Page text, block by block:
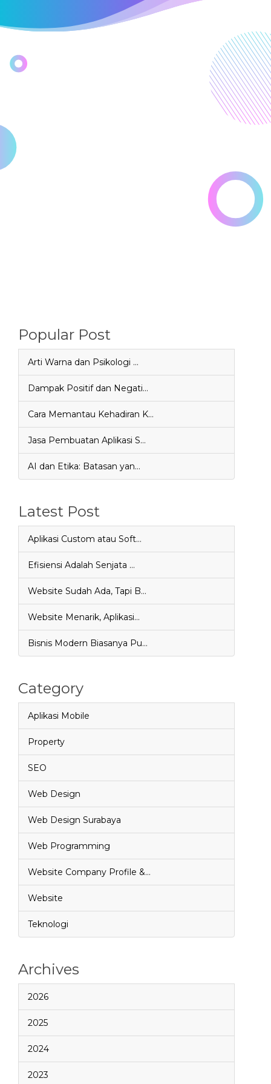
Popular Post
Arti Warna dan Psikologi …
Dampak Positif dan Negati…
Cara Memantau Kehadiran K…
Jasa Pembuatan Aplikasi S…
AI dan Etika: Batasan yan…
Latest Post
Aplikasi Custom atau Soft…
Efisiensi Adalah Senjata …
Website Sudah Ada, Tapi B…
Website Menarik, Aplikasi…
Bisnis Modern Biasanya Pu…
Category
Aplikasi Mobile
Property
SEO
Web Design
Web Design Surabaya
Web Programming
Website Company Profile &…
Website
Teknologi
Archives
2026
2025
2024
2023